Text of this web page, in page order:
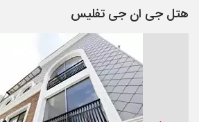
هتل جی ان جی تفلیس